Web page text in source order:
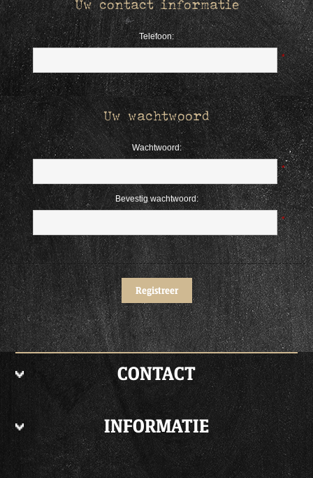
Uw contact informatie
Telefoon:
*
Uw wachtwoord
Wachtwoord:
*
Bevestig wachtwoord:
*
CONTACT
INFORMATIE